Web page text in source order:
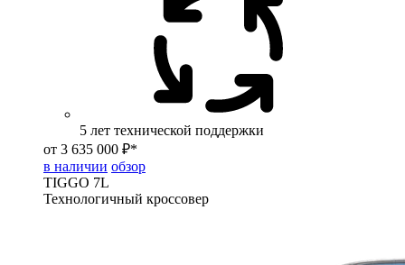
5 лет технической поддержки
от 3 635 000 ₽*
в наличии обзор
TIGGO 7L
Технологичный кроссовер